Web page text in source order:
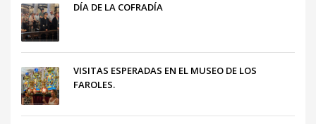
DÍA DE LA COFRADÍA
VISITAS ESPERADAS EN EL MUSEO DE LOS
FAROLES.